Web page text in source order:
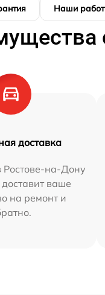
Наши
доставка
на-Дону
ваше
на ремонт и